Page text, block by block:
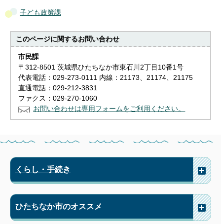
子ども政策課
このページに関するお問い合わせ
市民課
〒312-8501 茨城県ひたちなか市東石川2丁目10番1号
代表電話：029-273-0111 内線：21173、21174、21175
直通電話：029-212-3831
ファクス：029-270-1060
お問い合わせは専用フォームをご利用ください。
くらし・手続き
ひたちなか市のオススメ